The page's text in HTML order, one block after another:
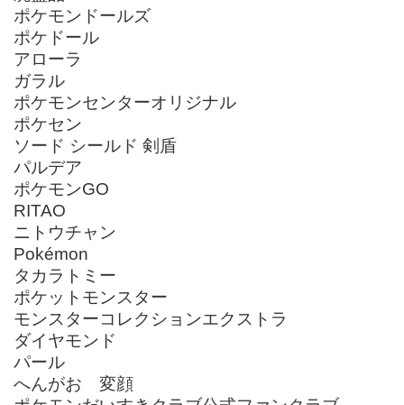
ポケモンドールズ
ポケドール
アローラ
ガラル
ポケモンセンターオリジナル
ポケセン
ソード シールド 剣盾
パルデア
ポケモンGO
RITAO
ニトウチャン
Pokémon
タカラトミー
ポケットモンスター
モンスターコレクションエクストラ
ダイヤモンド
パール
へんがお 変顔